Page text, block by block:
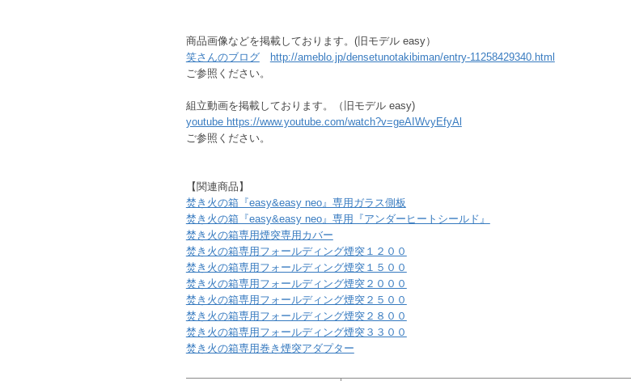
商品画像などを掲載しております。(旧モデル easy）
笑さんのブログ
http://ameblo.jp/densetunotakibiman/entry-11258429340.html
ご参照ください。
組立動画を掲載しております。（旧モデル easy)
youtube https://www.youtube.com/watch?v=geAIWvyEfyAl
ご参照ください。
【関連商品】
焚き火の箱『easy&easy neo』専用ガラス側板
焚き火の箱『easy&easy neo』専用『アンダーヒートシールド』
焚き火の箱専用煙突専用カバー
焚き火の箱専用フォールディング煙突１２００
焚き火の箱専用フォールディング煙突１５００
焚き火の箱専用フォールディング煙突２０００
焚き火の箱専用フォールディング煙突２５００
焚き火の箱専用フォールディング煙突２８００
焚き火の箱専用フォールディング煙突３３００
焚き火の箱専用巻き煙突アダプター